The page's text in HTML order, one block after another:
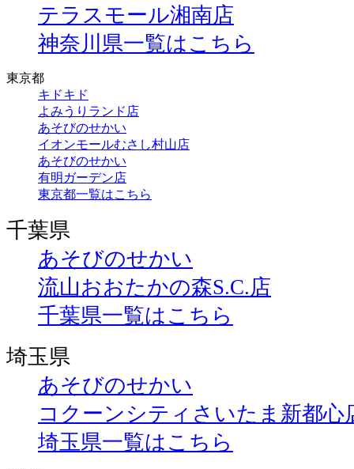
テラスモール湘南店
神奈川県一覧はこちら
東京都
キドキド
よみうりランド店
あそびのせかい
イオンモールむさし村山店
あそびのせかい
有明ガーデン店
東京都一覧はこちら
千葉県
あそびのせかい
流山おおたかの森S.C.店
千葉県一覧はこちら
埼玉県
あそびのせかい
コクーンシティさいたま新都心
埼玉県一覧はこちら